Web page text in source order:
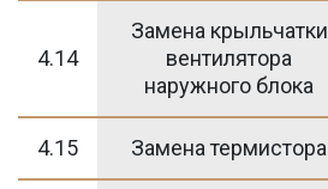
4.14
Замена крыльчатки
вентилятора
наружного блока
4.15 Замена термистора